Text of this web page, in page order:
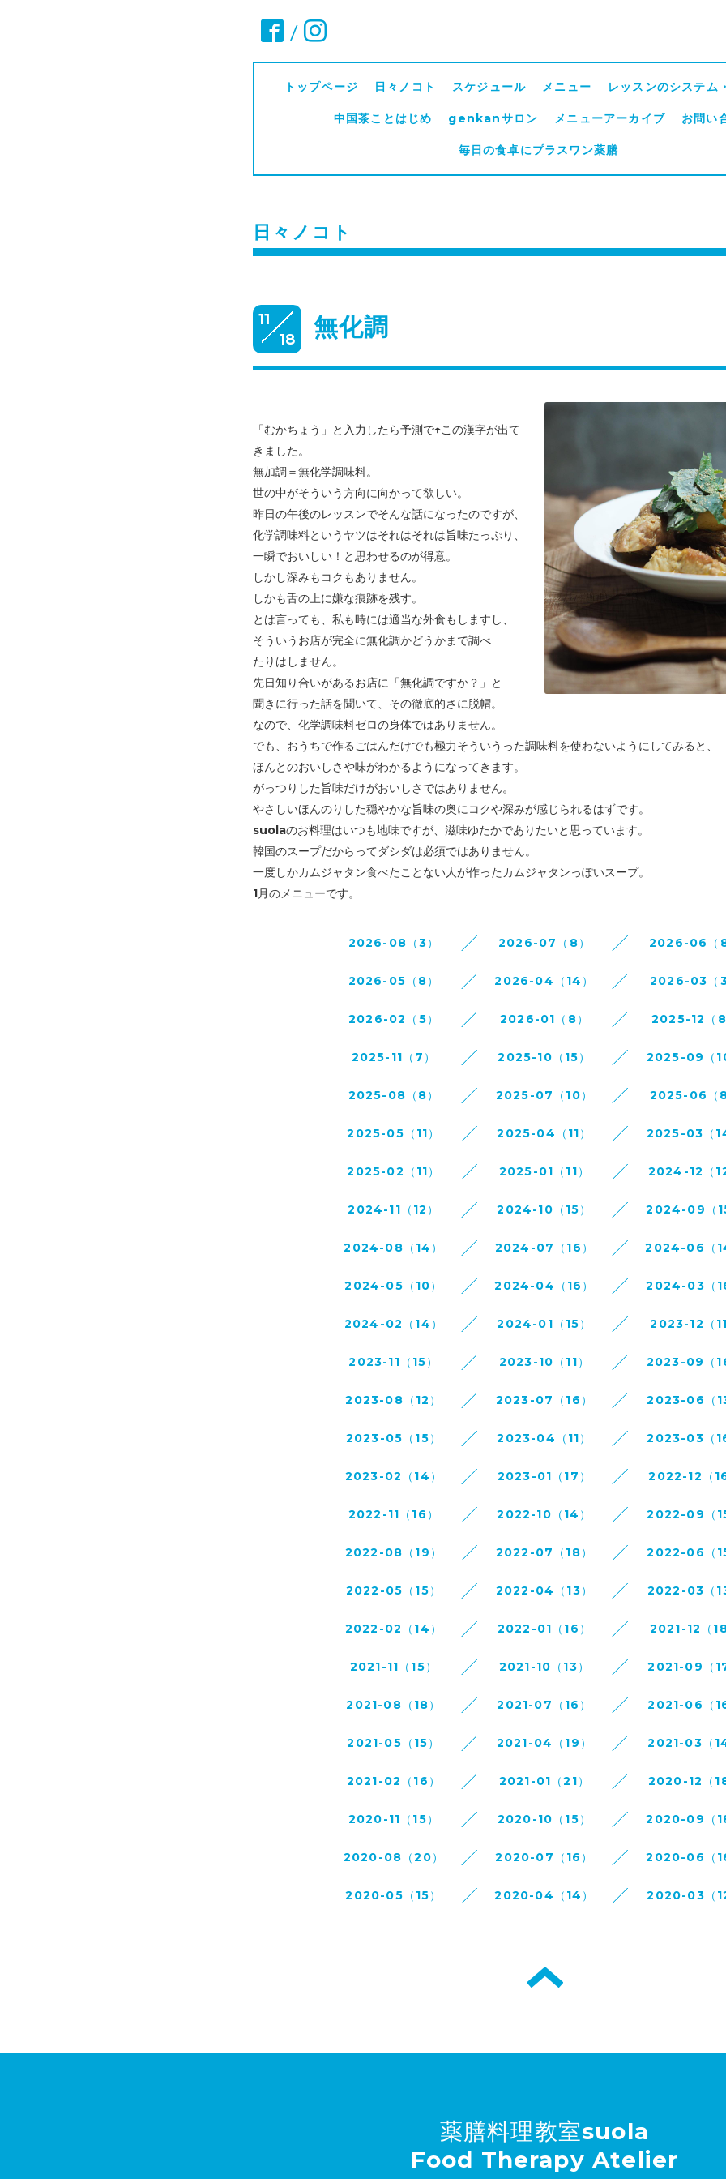
/
トップページ 日々ノコト スケジュール メニュー レッスンのシステム
中国茶ことはじめ genkanサロン メニューアーカイブ お問い
毎日の食卓にプラスワン薬膳
日々ノコト
11
18
無化調
「むかちょう」と入力したら予測で↑この漢字が出て
きました。
無加調＝無化学調味料。
世の中がそういう方向に向かって欲しい。
昨日の午後のレッスンでそんな話になったのですが、
化学調味料というヤツはそれはそれは旨味たっぷり、
一瞬でおいしい！と思わせるのが得意。
しかし深みもコクもありません。
しかも舌の上に嫌な痕跡を残す。
とは言っても、私も時には適当な外食もしますし、
そういうお店が完全に無化調かどうかまで調べ
たりはしません。
先日知り合いがあるお店に「無化調ですか？」と
聞きに行った話を聞いて、その徹底的さに脱帽。
なので、化学調味料ゼロの身体ではありません。
でも、おうちで作るごはんだけでも極力そういうった調味料を使わないようにしてみると、
ほんとのおいしさや味がわかるようになってきます。
がっつりした旨味だけがおいしさではありません。
やさしいほんのりした穏やかな旨味の奥にコクや深みが感じられるはずです。
suolaのお料理はいつも地味ですが、滋味ゆたかでありたいと思っています。
韓国のスープだからってダシダは必須ではありません。
一度しかカムジャタン食べたことない人が作ったカムジャタンっぽいスープ。
1月のメニューです。
2026-08（3） 2026-07（8） 2026-06（8
2026-05（8） 2026-04（14） 2026-03（3
2026-02（5） 2026-01（8） 2025-12（8
2025-11（7） 2025-10（15） 2025-09（10
2025-08（8） 2025-07（10） 2025-06（8
2025-05（11） 2025-04（11） 2025-03（14
2025-02（11） 2025-01（11） 2024-12（12
2024-11（12） 2024-10（15） 2024-09（
2024-08（14） 2024-07（16） 2024-06（
2024-05（10） 2024-04（16） 2024-03（
2024-02（14） 2024-01（15） 2023-12（11
2023-11（15） 2023-10（11） 2023-09（16
2023-08（12） 2023-07（16） 2023-06（13
2023-05（15） 2023-04（11） 2023-03（16
2023-02（14） 2023-01（17） 2022-12（16
2022-11（16） 2022-10（14） 2022-09（15
2022-08（19） 2022-07（18） 2022-06（15
2022-05（15） 2022-04（13） 2022-03（13
2022-02（14） 2022-01（16） 2021-12（18
2021-11（15） 2021-10（13） 2021-09（17
2021-08（18） 2021-07（16） 2021-06（16
2021-05（15） 2021-04（19） 2021-03（14
2021-02（16） 2021-01（21） 2020-12（18
2020-11（15） 2020-10（15） 2020-09（
2020-08（20） 2020-07（16） 2020-06（
2020-05（15） 2020-04（14） 2020-03（12
薬膳料理教室suola
Food Therapy Atelier